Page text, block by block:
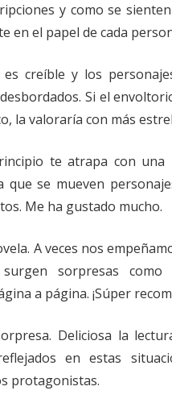
y como se
en el papel de cada
creíble y los
Si el
la valoraría con más
te atrapa con
que se mueven
Me ha gustado mucho.
A veces nos
sorpresas
a página. ¡Súper
Deliciosa la
en estas
protagonistas.